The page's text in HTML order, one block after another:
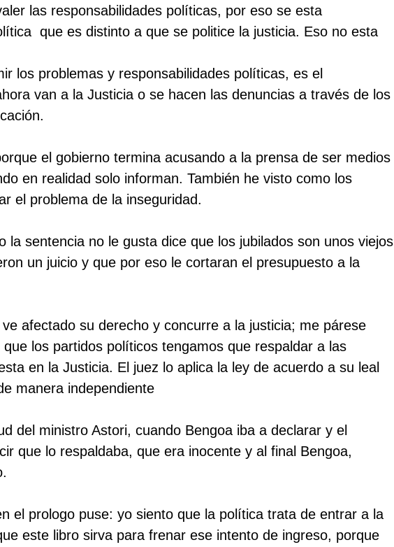
las responsabilidades políticas, por eso se esta
que es distinto a que se politice la justicia. Eso no esta
los problemas y responsabilidades políticas, es el
van a la Justicia o se hacen las denuncias a través de los
el gobierno termina acusando a la prensa de ser medios
en realidad solo informan. También he visto como los
el problema de la inseguridad.
la sentencia no le gusta dice que los jubilados son unos viejos
un juicio y que por eso le cortaran el presupuesto a la
afectado su derecho y concurre a la justicia; me párese
que los partidos políticos tengamos que respaldar a las
en la Justicia. El juez lo aplica la ley de acuerdo a su leal
manera independiente
del ministro Astori, cuando Bengoa iba a declarar y el
que lo respaldaba, que era inocente y al final Bengoa,
el prologo puse: yo siento que la política trata de entrar a la
este libro sirva para frenar ese intento de ingreso, porque